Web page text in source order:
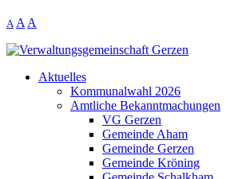
A A A
Aktuelles
Kommunalwahl 2026
Amtliche Bekanntmachungen
VG Gerzen
Gemeinde Aham
Gemeinde Gerzen
Gemeinde Kröning